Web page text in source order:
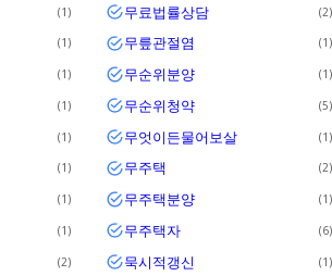
1 무료법률상담 2
1 무릎관절염 1
1 무순위분양 1
1 무순위청약 5
1 무엇이든물어보살 1
1 무주택 2
1 무주택분양 1
1 무주택자 6
2 묵시적갱신 1